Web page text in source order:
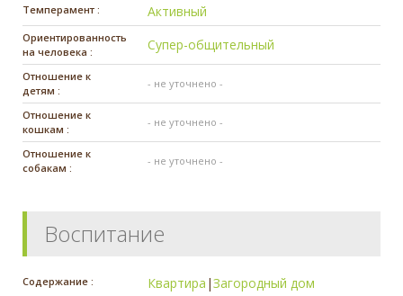
Темперамент : Активный
Ориентированность
на человека :
Супер-общительный
Отношение к
детям :
- не уточнено -
Отношение к
кошкам :
- не уточнено -
Отношение к
собакам :
- не уточнено -
Воспитание
Содержание : Квартира |Загородный дом